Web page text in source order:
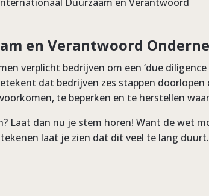
en Verantwoord
verplicht bedrijven om een ‘due diligence
dat bedrijven zes stappen doorlopen
te beperken en te herstellen
Laat dan nu je stem horen! Want de wet
laat je zien dat dit veel te lang